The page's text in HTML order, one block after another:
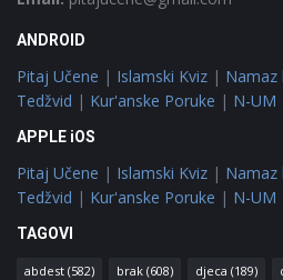
ANDROID
Pitaj Učene | Islamski Kviz | Namaz
Tedžvid | Kur'anske Poruke | N-UM
APPLE iOS
Pitaj Učene | Islamski Kviz | Namaz
Tedžvid | Kur'anske Poruke | N-UM
TAGOVI
abdest (582) brak (608) djeca (189)